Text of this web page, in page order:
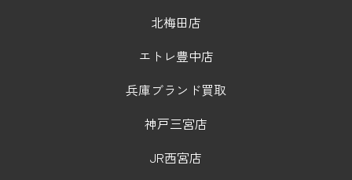
北梅田店
エトレ豊中店
兵庫ブランド買取
神戸三宮店
JR西宮店